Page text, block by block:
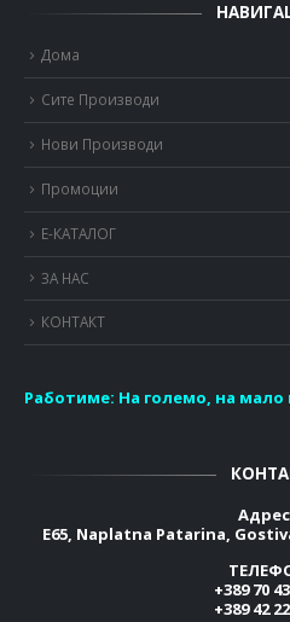
Дома
Сите Производи
Нови Производи
Промоции
Е-КАТАЛОГ
ЗА НАС
КОНТАКТ
Работиме: На големо, на мало
E65, Naplatna Patarina,
+389 70
+389 42